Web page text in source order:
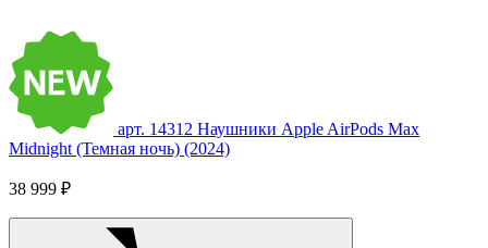
арт. 14312 Наушники Apple AirPods Max
Midnight (Темная ночь) (2024)
38 999 ₽